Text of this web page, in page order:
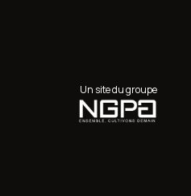
Un site du groupe